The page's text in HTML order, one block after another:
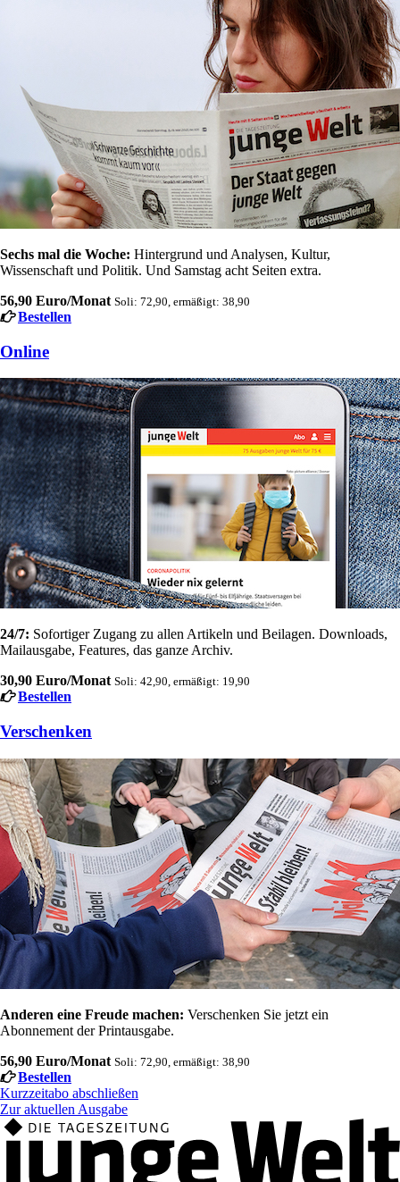
Sechs mal die Woche: Hintergrund und Analysen, Kultur,
Wissenschaft und Politik. Und Samstag acht Seiten extra.
56,90 Euro/Monat Soli: 72,90, ermäßigt: 38,90
Bestellen
Online
24/7: Sofortiger Zugang zu allen Artikeln und Beilagen. Downloads,
Mailausgabe, Features, das ganze Archiv.
30,90 Euro/Monat Soli: 42,90, ermäßigt: 19,90
Bestellen
Verschenken
Anderen eine Freude machen: Verschenken Sie jetzt ein
Abonnement der Printausgabe.
56,90 Euro/Monat Soli: 72,90, ermäßigt: 38,90
Bestellen
Kurzzeitabo abschließen
Zur aktuellen Ausgabe